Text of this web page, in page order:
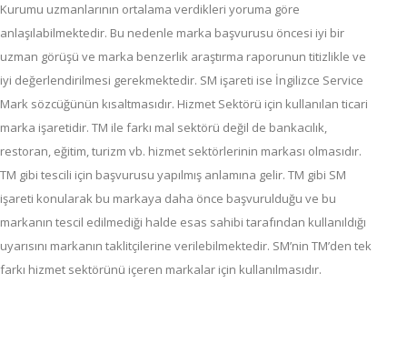
Kurumu uzmanlarının ortalama verdikleri yoruma göre
anlaşılabilmektedir. Bu nedenle marka başvurusu öncesi iyi bir
uzman görüşü ve marka benzerlik araştırma raporunun titizlikle ve
iyi değerlendirilmesi gerekmektedir. SM işareti ise İngilizce Service
Mark sözcüğünün kısaltmasıdır. Hizmet Sektörü için kullanılan ticari
marka işaretidir. TM ile farkı mal sektörü değil de bankacılık,
restoran, eğitim, turizm vb. hizmet sektörlerinin markası olmasıdır.
TM gibi tescili için başvurusu yapılmış anlamına gelir. TM gibi SM
işareti konularak bu markaya daha önce başvurulduğu ve bu
markanın tescil edilmediği halde esas sahibi tarafından kullanıldığı
uyarısını markanın taklitçilerine verilebilmektedir. SM’nin TM’den tek
farkı hizmet sektörünü içeren markalar için kullanılmasıdır.